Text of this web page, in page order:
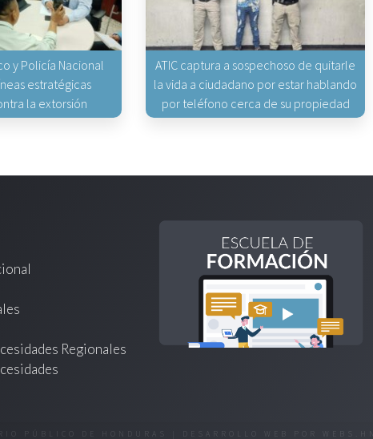
y Policía Nacional
estratégicas
la extorsión
ATIC captura a sospechoso de quitarle
la vida a ciudadano por estar hablando
por teléfono cerca de su propiedad
Regionales
PÚBLICO DE HONDURAS | DESARROLLO WEB POR WEBS.HN